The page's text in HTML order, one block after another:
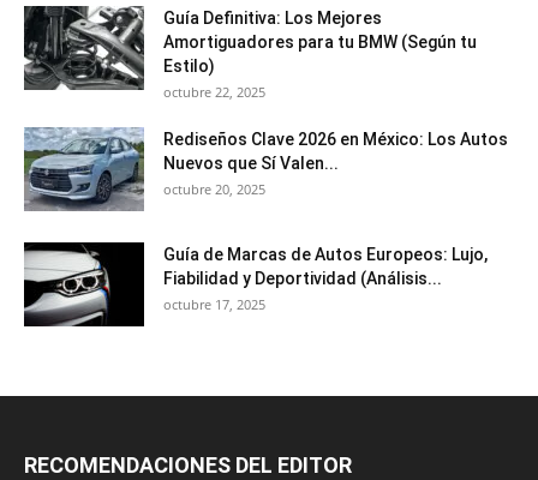
Guía Definitiva: Los Mejores
Amortiguadores para tu BMW (Según tu
Estilo)
octubre 22, 2025
Rediseños Clave 2026 en México: Los Autos
Nuevos que Sí Valen...
octubre 20, 2025
Guía de Marcas de Autos Europeos: Lujo,
Fiabilidad y Deportividad (Análisis...
octubre 17, 2025
RECOMENDACIONES DEL EDITOR